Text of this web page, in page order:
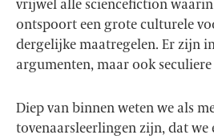
vrijwel alle sciencefiction
ontspoort een grote culturele
dergelijke maatregelen. Er zijn
argumenten, maar ook
Diep van binnen weten we als
tovenaarsleerlingen zijn, dat we